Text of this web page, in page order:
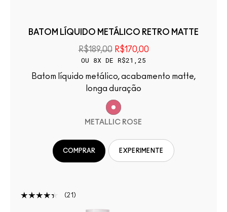
BATOM LÍQUIDO METÁLICO RETRO MATTE
R$189,00 R$170,00
OU 8X DE R$21,25
Batom líquido metálico, acabamento matte,
longa duração
METALLIC ROSE
COMPRAR EXPERIMENTE
21